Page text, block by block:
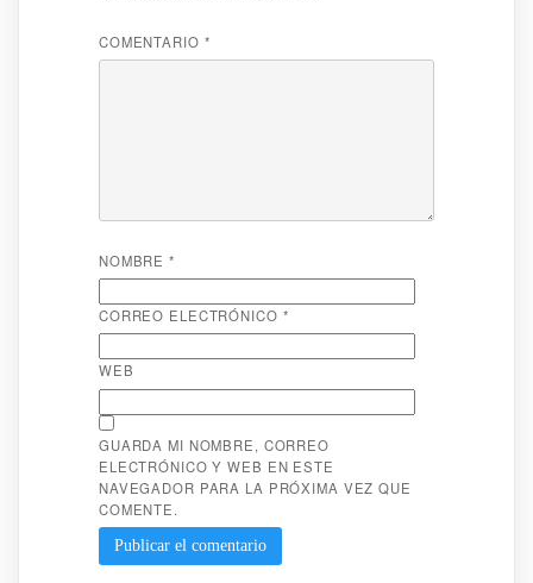
COMENTARIO *
NOMBRE*
CORREO ELECTRÓNICO *
WEB
GUARDA MI NOMBRE, CORREO
ELECTRÓNICO Y WEB EN ESTE
NAVEGADOR PARA LA PRÓXIMA VEZ QUE
COMENTE.